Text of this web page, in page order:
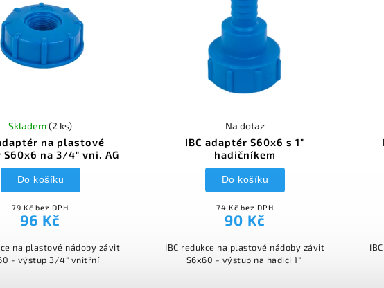
na plastové
S60x6 na 3/4" vni. AG
Skladem(2 ks)
79 Kč bez DPH
96 Kč
Do košíku
na plastové nádoby závit
- výstup 3/4" vnitřní
IBC adaptér S60x6 s 1"
hadičníkem
Na dotaz
74 Kč bez DPH
90 Kč
Do košíku
IBC redukce na plastové nádoby závit
S6x60 - výstup na hadici 1"